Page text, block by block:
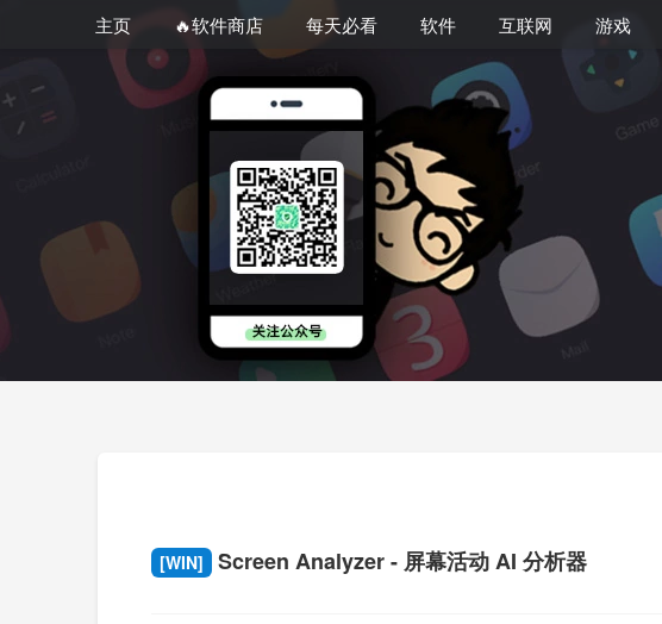
主页 🔥软件商店 每天必看 软件 互联网 游戏
[WIN] Screen Analyzer - 屏幕活动 AI 分析器